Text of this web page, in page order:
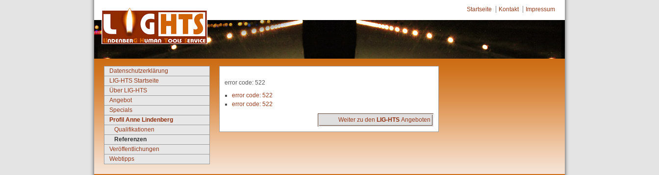
Startseite Kontakt Impressum
Datenschutzerklärung
LIG-HTS Startseite
Über LIG-HTS
Angebot
Specials
Profil Anne Lindenberg
Qualifikationen
Referenzen
Veröffentlichungen
Webtipps
error code: 522
error code: 522
error code: 522
Weiter zu den LIG-HTS Angeboten